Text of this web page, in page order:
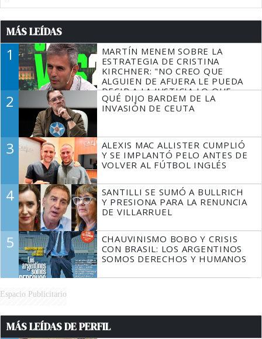
MÁS LEÍDAS
1
MARTÍN MENEM SOBRE LA
ESTRATEGIA DE CRISTINA
KIRCHNER: "NO CREO QUE
ALGUIEN DE AFUERA LE PUEDA
DECIR A LA JUSTICIA LO QUE
TIENE QUE HACER"
2
QUÉ DIJO BARDEM DE LA
INVASIÓN DE CEUTA
3
ALEXIS MAC ALLISTER CUMPLIÓ
Y SE IMPLANTÓ PELO ANTES DE
VOLVER AL FÚTBOL INGLÉS
4
SANTILLI SE SUMÓ A BULLRICH
Y PRESIONA PARA LA RENUNCIA
DE VILLARRUEL
5
CHAUVINISMO BOBO Y CRISIS
CON BRASIL: LOS ARGENTINOS
SOMOS DERECHOS Y HUMANOS
Espacio Publicitario
MÁS LEÍDAS DE PERFIL